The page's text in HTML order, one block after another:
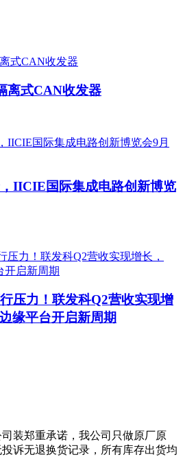
离式CAN收发器
IICIE国际集成电路创新博览
压力！联发科Q2营收实现增
缘平台开启新周期
装郑重承诺，我公司只做原厂原
诉无退换货记录，所有库存出货均